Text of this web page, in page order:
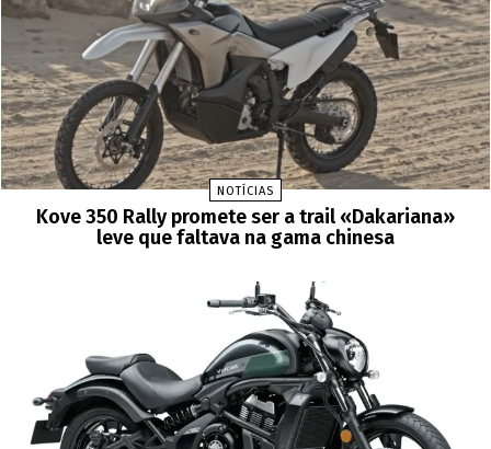
NOTÍCIAS
Kove 350 Rally promete ser a trail «Dakariana»
leve que faltava na gama chinesa